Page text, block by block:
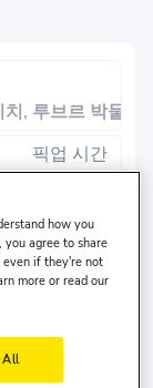
픽업 시간
반납 시간
10:00
how you
agree to share
if they're not
more or read our
All